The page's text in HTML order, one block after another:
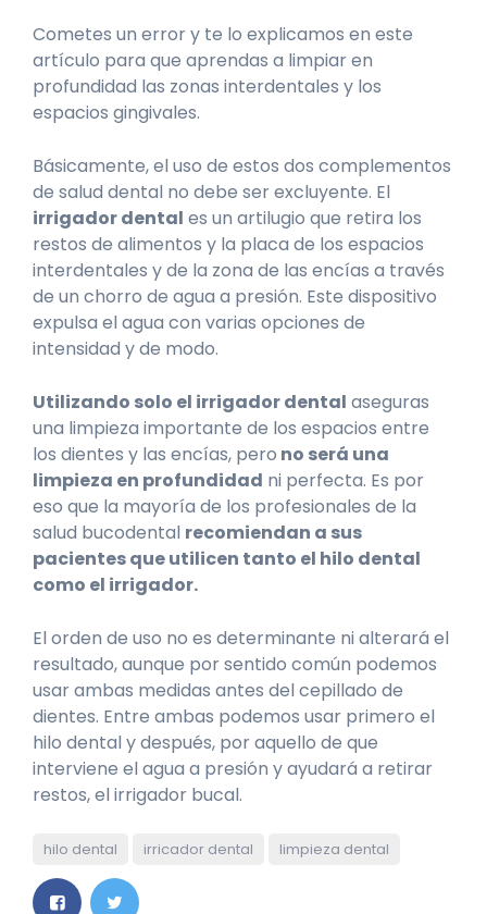
Cometes un error y te lo explicamos en este
artículo para que aprendas a limpiar en
profundidad las zonas interdentales y los
espacios gingivales.
Básicamente, el uso de estos dos complementos
de salud dental no debe ser excluyente. El
irrigador dental es un artilugio que retira los
restos de alimentos y la placa de los espacios
interdentales y de la zona de las encías a través
de un chorro de agua a presión. Este dispositivo
expulsa el agua con varias opciones de
intensidad y de modo.
Utilizando solo el irrigador dental aseguras
una limpieza importante de los espacios entre
los dientes y las encías, pero no será una
limpieza en profundidad ni perfecta. Es por
eso que la mayoría de los profesionales de la
salud bucodental recomiendan a sus
pacientes que utilicen tanto el hilo dental
como el irrigador.
El orden de uso no es determinante ni alterará el
resultado, aunque por sentido común podemos
usar ambas medidas antes del cepillado de
dientes. Entre ambas podemos usar primero el
hilo dental y después, por aquello de que
interviene el agua a presión y ayudará a retirar
restos, el irrigador bucal.
hilo dental irricador dental limpieza dental